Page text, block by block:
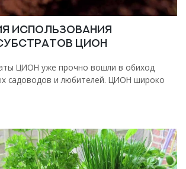
использования
ЦИОН
ЦИОН уже прочно вошли в обиход
садоводов и любителей. ЦИОН широко